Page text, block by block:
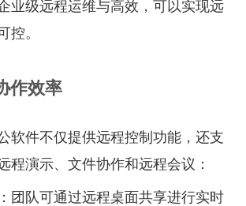
业级远程运维与高效 ，可以实现远
控。
作效率
软件不仅提供远程控制功能，还支
程演示、文件协作和远程会议：
团队可通过远程桌面共享进行实时